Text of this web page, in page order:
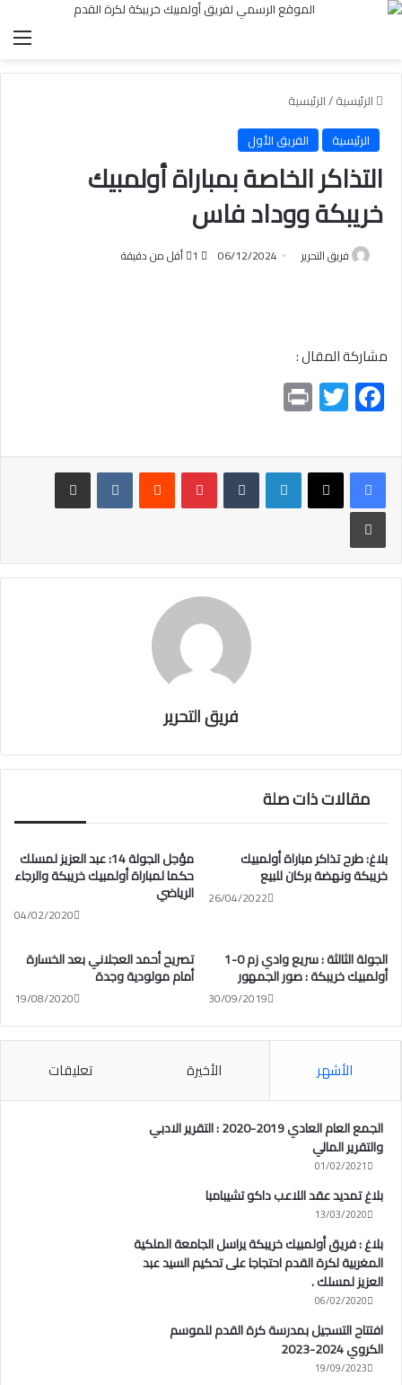
الرئيسية/الرئيسية
الرئيسية
الفريق الأول
التذاكر الخاصة بمباراة أولمبيك
خريبكة ووداد فاس
فريق التحرير 06/12/2024 أقل من دقيقة
مشاركة المقال :
F
ac
e
b
o
ok
T
wi
tt
er
t
لينكدإن بينتيريست
مشاركة عبر البريد
طباعة
فريق التحرير
مقالات ذات صلة
مؤجل الجولة 14: عبد العزيز لمسلك
حكما لمباراة أولمبيك خريبكة والرجاء
الرياضي
04/02/2020
بلاغ: طرح تذاكر مباراة أولمبيك
خريبكة ونهضة بركان للبيع
26/04/2022
تصريح أحمد العجلاني بعد الخسارة
أمام مولودية وجدة
19/08/2020
الجولة الثالثة : سريع وادي زم 0-1
أولمبيك خريبكة : صور الجمهور
30/09/2019
الأشهر الأخيرة تعليقات
الجمع العام العادي 2019-2020 : التقرير الادبي
والتقرير المالي
01/02/2021
بلاغ تمديد عقد اللاعب داكو تشيبامبا
13/03/2020
بلاغ : فريق أولمبيك خريبكة يراسل الجامعة الملكية
المغربية لكرة القدم احتجاجا على تحكيم السيد عبد
العزيز لمسلك .
06/02/2020
افتتاح التسجيل بمدرسة كرة القدم للموسم
الكروي 2024-2023
19/09/2023